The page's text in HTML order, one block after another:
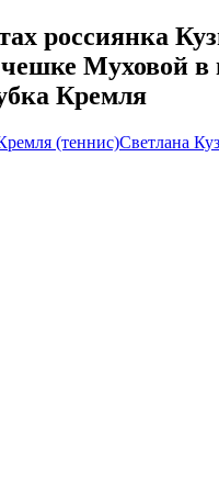
россиянка
чешке Муховой в
Кремля
(теннис)Светлана